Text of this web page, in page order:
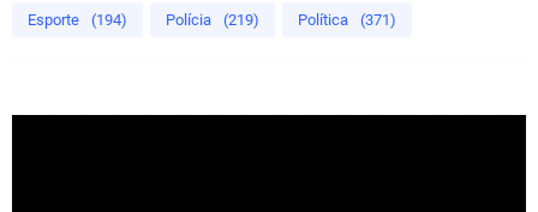
Esporte (194) Polícia (219) Política (371)